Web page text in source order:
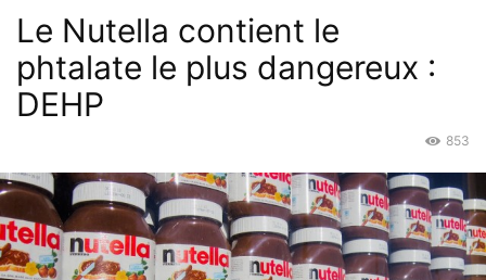
Le Nutella contient le
phtalate le plus dangereux :
DEHP
853